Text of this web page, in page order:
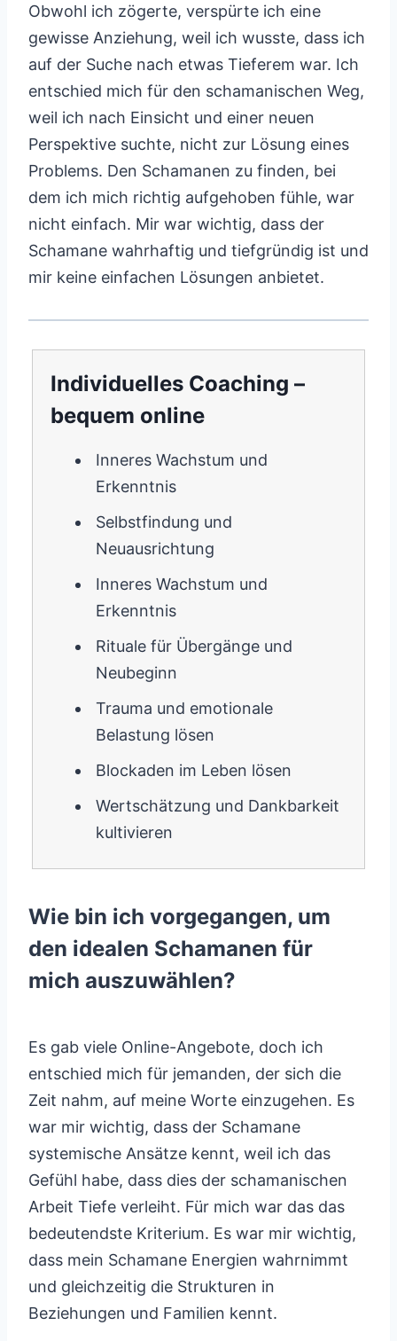
Obwohl ich zögerte, verspürte ich eine
gewisse Anziehung, weil ich wusste, dass ich
auf der Suche nach etwas Tieferem war. Ich
entschied mich für den schamanischen Weg,
weil ich nach Einsicht und einer neuen
Perspektive suchte, nicht zur Lösung eines
Problems. Den Schamanen zu finden, bei
dem ich mich richtig aufgehoben fühle, war
nicht einfach. Mir war wichtig, dass der
Schamane wahrhaftig und tiefgründig ist und
mir keine einfachen Lösungen anbietet.
Individuelles Coaching –
bequem online
Inneres Wachstum und
Erkenntnis
Selbstfindung und
Neuausrichtung
Inneres Wachstum und
Erkenntnis
Rituale für Übergänge und
Neubeginn
Trauma und emotionale
Belastung lösen
Blockaden im Leben lösen
Wertschätzung und Dankbarkeit
kultivieren
Wie bin ich vorgegangen, um
den idealen Schamanen für
mich auszuwählen?
Es gab viele Online-Angebote, doch ich
entschied mich für jemanden, der sich die
Zeit nahm, auf meine Worte einzugehen. Es
war mir wichtig, dass der Schamane
systemische Ansätze kennt, weil ich das
Gefühl habe, dass dies der schamanischen
Arbeit Tiefe verleiht. Für mich war das das
bedeutendste Kriterium. Es war mir wichtig,
dass mein Schamane Energien wahrnimmt
und gleichzeitig die Strukturen in
Beziehungen und Familien kennt.